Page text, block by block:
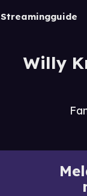
Streamingguide
Willy